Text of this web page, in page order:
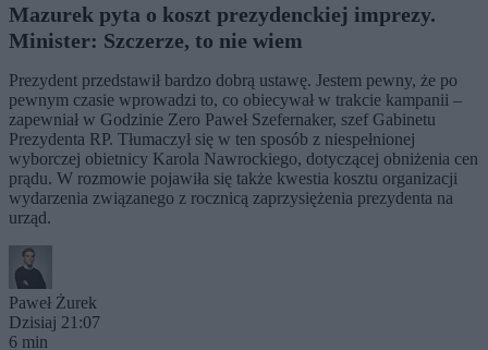
Mazurek pyta o koszt prezydenckiej imprezy.
Minister: Szczerze, to nie wiem
Prezydent przedstawił bardzo dobrą ustawę. Jestem pewny, że po
pewnym czasie wprowadzi to, co obiecywał w trakcie kampanii –
zapewniał w Godzinie Zero Paweł Szefernaker, szef Gabinetu
Prezydenta RP. Tłumaczył się w ten sposób z niespełnionej
wyborczej obietnicy Karola Nawrockiego, dotyczącej obniżenia cen
prądu. W rozmowie pojawiła się także kwestia kosztu organizacji
wydarzenia związanego z rocznicą zaprzysiężenia prezydenta na
urząd.
Paweł Żurek
Dzisiaj 21:07
6 min